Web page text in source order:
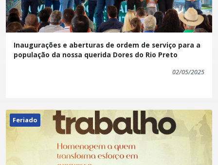
Inaugurações e aberturas de ordem de serviço para a
população da nossa querida Dores do Rio Preto
02/05/2025
Feriado